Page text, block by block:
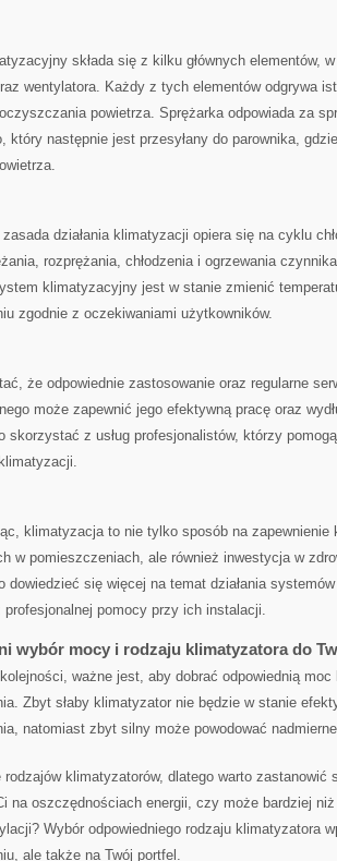
składa ​się z kilku głównych ‌elementów,
wentylatora. ‍Każdy z tych ‌elementów⁤ odgrywa
powietrza. Sprężarka odpowiada⁤ za
który następnie jest przesyłany do parownika,
zasada działania klimatyzacji opiera się na cyklu
rozprężania, chłodzenia i ⁤ogrzewania
klimatyzacyjny jest‍ w stanie ⁣zmienić
zgodnie z oczekiwaniami użytkowników.
że odpowiednie zastosowanie oraz ​regularne
może zapewnić‍ jego⁢ efektywną pracę oraz
skorzystać ‍z​ usług profesjonalistów,⁢ którzy
⁢klimatyzacja ‍to nie tylko sposób na zapewnienie
w pomieszczeniach, ale ​również inwestycja w
⁢dowiedzieć się ⁣więcej‍ na temat działania
pomocy przy ich instalacji.
⁢wybór mocy ‍i rodzaju klimatyzatora ‌do
ważne jest, aby dobrać‌ odpowiednią
Zbyt słaby klimatyzator nie będzie⁤ w ‍stanie
‍natomiast zbyt silny może⁢ powodować
rodzajów klimatyzatorów, ​dlatego warto zastanowić
na oszczędnościach energii, ‍czy może bardziej​
Wybór odpowiedniego rodzaju ⁣klimatyzatora
ale także na Twój portfel.